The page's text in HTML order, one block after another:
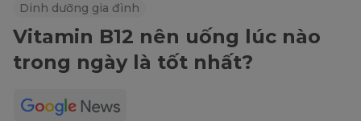
Dinh dưỡng gia đình
Vitamin B12 nên uống lúc nào
trong ngày là tốt nhất?